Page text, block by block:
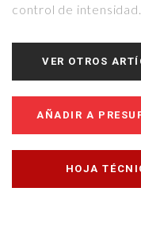
control de
VER OTROS
AÑADIR A
HOJA